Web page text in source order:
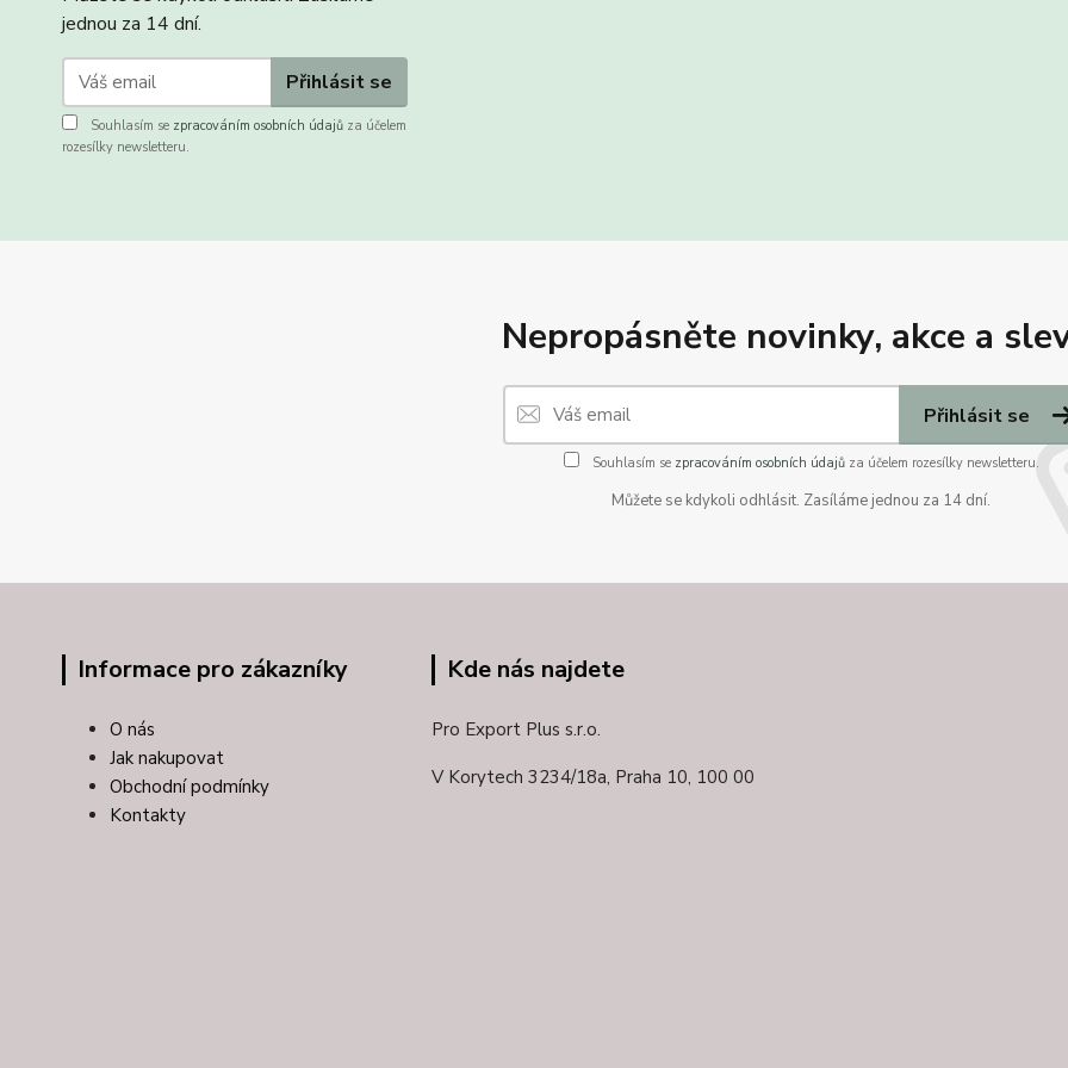
jednou za 14 dní.
Přihlásit se
Souhlasím se zpracováním osobních údajů za účelem
rozesílky newsletteru.
Nepropásněte novinky, akce a
Přihlásit se
Souhlasím se zpracováním osobních údajůza účelem rozesílky newsletteru.
Můžete se kdykoli odhlásit. Zasíláme jednou za 14 dní.
Informace pro zákazníky
O nás
Jak nakupovat
Obchodní podmínky
Kontakty
Kde nás najdete
Pro Export Plus s.r.o.
V Korytech 3234/18a, Praha 10, 100 00